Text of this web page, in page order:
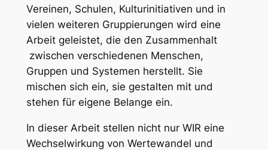
Vereinen, Schulen, Kulturinitiativen und in
vielen weiteren Gruppierungen wird eine
Arbeit geleistet, die den Zusammenhalt
zwischen verschiedenen Menschen,
Gruppen und Systemen herstellt. Sie
mischen sich ein, sie gestalten mit und
stehen für eigene Belange ein.
In dieser Arbeit stellen nicht nur WIR eine
Wechselwirkung von Wertewandel und